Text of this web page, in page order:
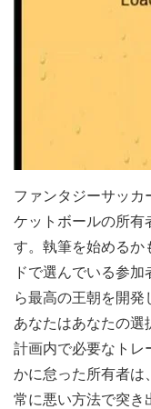
ファンタジーサッカ
ケットボールの所有
す。執筆を始めるか
ドで選んでいる参
ら最高の王朝を開発
あなたはあなたの選
計画内で必要なトレ
かに怠った所有者は
常に悪い方法で突き